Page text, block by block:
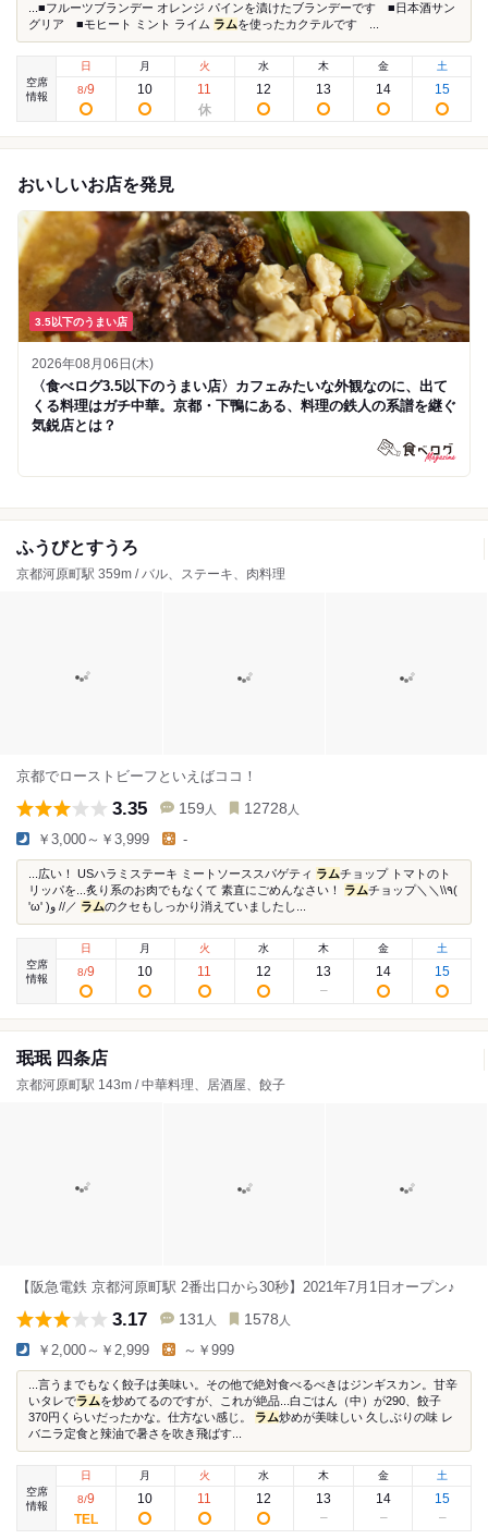
...■フルーツブランデー オレンジ パインを漬けたブランデーです ■日本酒サン
グリア ■モヒート ミント ライム ラムを使ったカクテルです ...
空席
情報
日
8/9
月
10
火
11
水
12
木
13
金
14
土
15
おいしいお店を発見
3.5以下のうまい店
2026年08月06日(木)
〈食べログ3.5以下のうまい店〉カフェみたいな外観なのに、出て
くる料理はガチ中華。京都・下鴨にある、料理の鉄人の系譜を継ぐ
気鋭店とは？
ふうびとすうろ
京都河原町駅 359m / バル、ステーキ、肉料理
京都でローストビーフといえばココ！
3.35 159 人 12728 人
￥3,000～￥3,999 -
...広い！ USハラミステーキ ミートソーススパゲティ ラムチョップ トマトのト
リッパを...炙り系のお肉でもなくて 素直にごめんなさい！ ラムチョップ＼＼\\٩(
'ω' )و //／ ラムのクセもしっかり消えていましたし...
空席
情報
日
8/9
月
10
火
11
水
12
木
13
金
14
土
15
珉珉 四条店
京都河原町駅 143m / 中華料理、居酒屋、餃子
【阪急電鉄 京都河原町駅 2番出口から30秒】2021年7月1日オープン♪
3.17 131 人 1578 人
￥2,000～￥2,999 ～￥999
...言うまでもなく餃子は美味い。その他で絶対食べるべきはジンギスカン。甘辛
いタレでラムを炒めてるのですが、これが絶品...白ごはん（中）が290、餃子
370円くらいだったかな。仕方ない感じ。 ラム炒めが美味しい 久しぶりの味 レ
バニラ定食と辣油で暑さを吹き飛ばす...
空席
情報
日
8/9
月
10
火
11
水
12
木
13
金
14
土
15